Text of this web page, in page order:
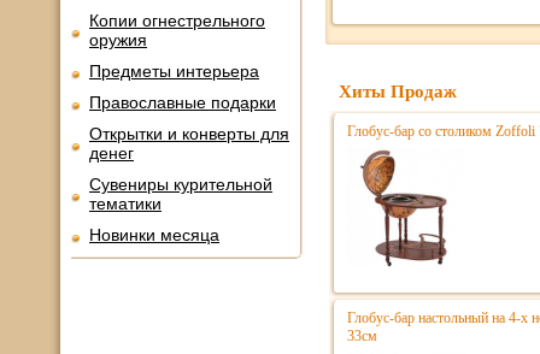
Копии огнестрельного
оружия
Предметы интерьера
Православные подарки
Открытки и конверты для
денег
Сувениры курительной
тематики
Новинки месяца
Хиты Продаж
Глобус-бар со столиком
Глобус-бар настольный на 4-х
33см